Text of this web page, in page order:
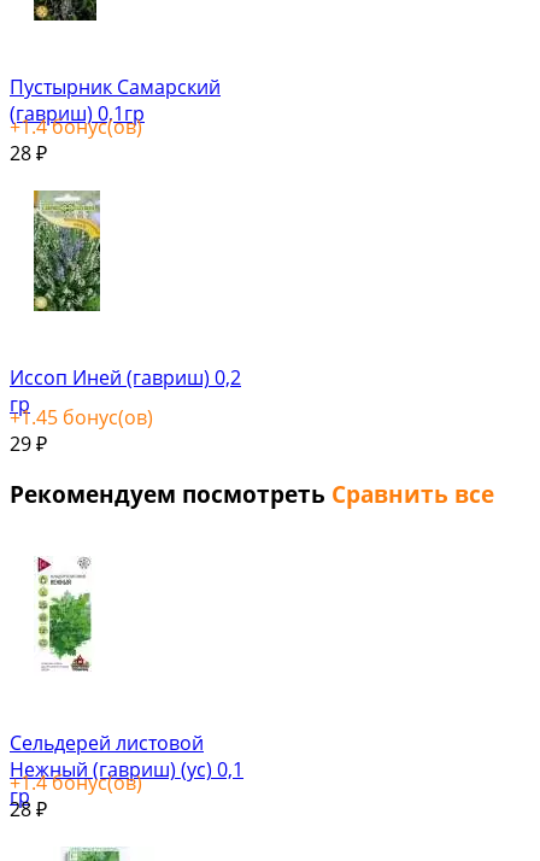
Пустырник Самарский
(гавриш) 0,1гр
+1.4бонус(ов)
28 ₽
Иссоп Иней (гавриш) 0,2
гр
+1.45 бонус(ов)
29 ₽
Рекомендуем посмотреть Сравнить все
Сельдерей листовой
Нежный (гавриш) (ус) 0,1
гр
+1.4бонус(ов)
28 ₽